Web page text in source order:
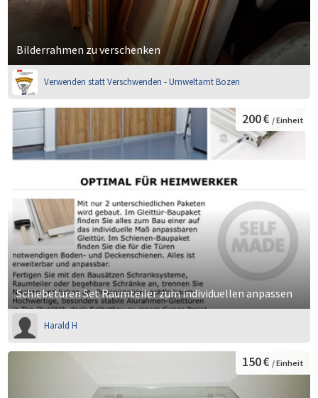
Bilderrahmen zu verschenken
Verwenden statt Verschwenden - Umweltamt Bozen
Schiebetüren Set Raumteiler zum individuellen anpassen
200 € / Einheit
Harald H
150 € / Einheit